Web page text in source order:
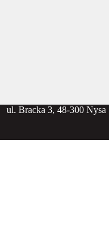
ul. Bracka 3, 48-300 Nysa